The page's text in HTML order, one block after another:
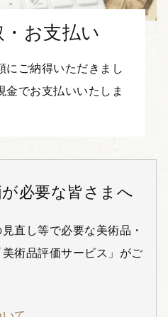
・お支払い
にご納得いただきまし
金でお支払いいたしま
必要な皆さまへ
直し等で必要な美術品・
術品評価サービス」がご